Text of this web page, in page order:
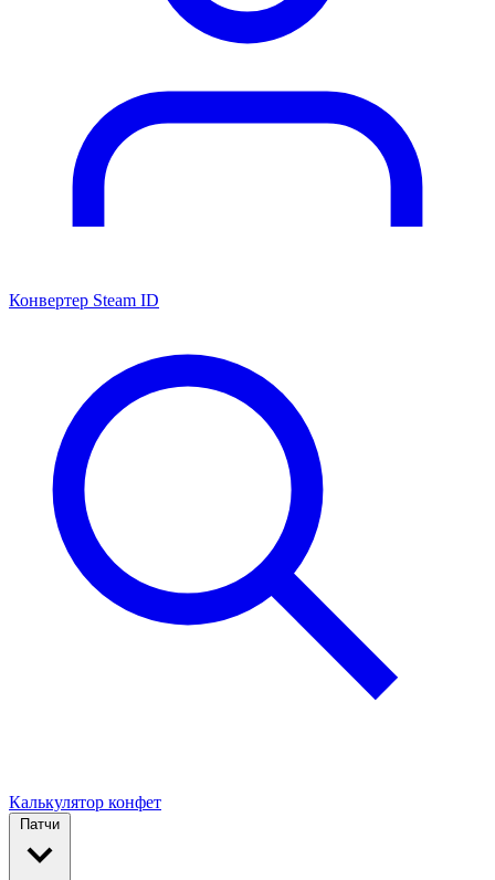
Конвертер Steam ID
Калькулятор конфет
Патчи